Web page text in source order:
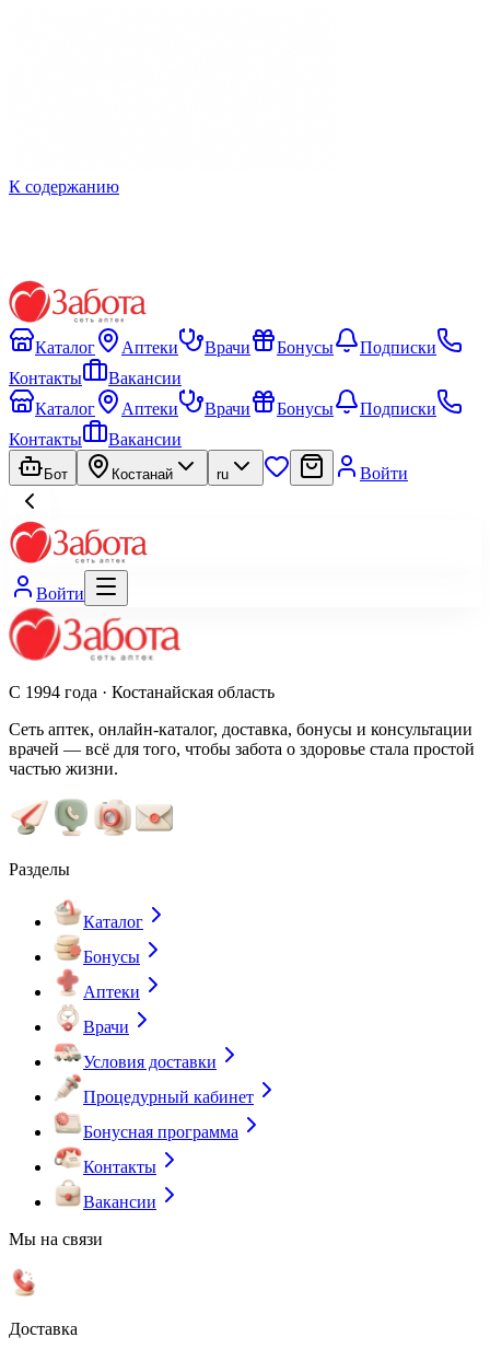
К содержанию
Каталог Аптеки Врачи Бонусы
Подписки
Контакты
Вакансии
Каталог
Аптеки Врачи Бонусы
Подписки
Контакты
Вакансии
Бот Костанай ru Войти
Войти
С 1994 года · Костанайская область
Сеть аптек, онлайн-каталог, доставка, бонусы и консультации
врачей — всё для того, чтобы забота о здоровье стала простой
частью жизни.
Разделы
Каталог
Бонусы
Аптеки
Врачи
Условия доставки
Процедурный кабинет
Бонусная программа
Контакты
Вакансии
Мы на связи
Доставка